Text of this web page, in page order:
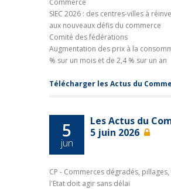
Commerce
SIEC 2026 : des centres-villes à
aux nouveaux défis du commerce
Comité des fédérations
Augmentation des prix à la
% sur un mois et de 2,4 % sur un an
Télécharger les Actus du
5
jun
Les Actus du
5 juin 2026
CP - Commerces dégradés, pillages,
l'Etat doit agir sans délai